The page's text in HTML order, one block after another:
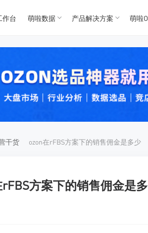
For
For
作台 萌啦数据 产品解决方案 萌啦
干货 ozon在rFBS方案下的销售佣金是多少
rFBS方案下的销售佣金是